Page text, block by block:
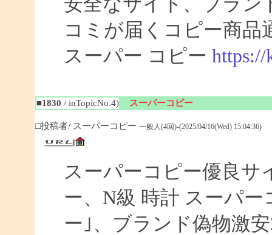
コミが届くコピー商品
スーパー コピー https://
■1830 / inTopicNo.4) スーパーコピー
□投稿者/ スーパーコピー 一般人(4回)-(2025/04/16(Wed) 15:04:36)
スーパーコピー優良サ
ー、N級 時計 スーパ
ー｣、ブランド偽物激